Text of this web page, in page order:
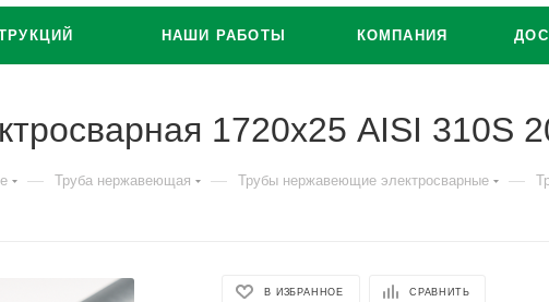
НАШИ РАБОТЫ КОМПАНИЯ
1720х25 AISI 310S
— Труба нержавеющая — Трубы нержавеющие электросварные —
В ИЗБРАННОЕ СРАВНИТЬ